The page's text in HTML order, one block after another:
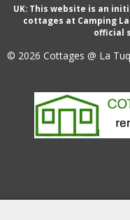
UK: This website is an
cottages at Camping
official
© 2026 Cottages @ La